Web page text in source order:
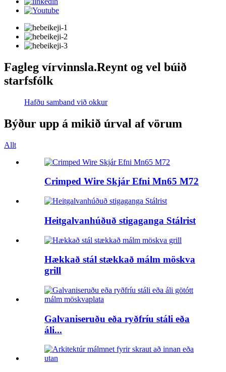
Fagleg vírvinnsla.Reynt og vel búið
starfsfólk
Hafðu samband við okkur
Býður upp á mikið úrval af vörum
Allt
Crimped Wire Skjár Efni Mn65 M72
Heitgalvanhúðuð stigaganga Stálrist
Hækkað stál stækkað málm möskva
grill
Galvaniseruðu eða ryðfríu stáli eða
áli...